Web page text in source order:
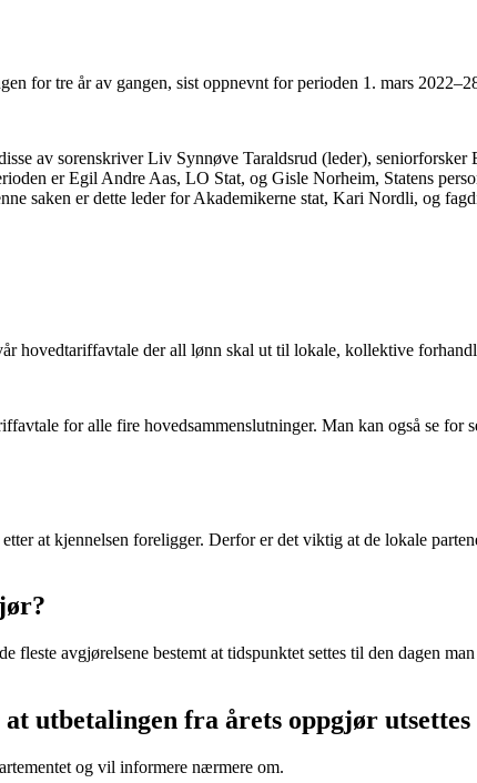
for tre år av gangen, sist oppnevnt for perioden 1. mars
av sorenskriver Liv Synnøve Taraldsrud (leder),
er Egil Andre Aas, LO Stat, og Gisle Norheim, Statens
saken er dette leder for Akademikerne stat, Kari Nordli, og
hovedtariffavtale der all lønn skal ut til lokale, kollektive
for alle fire hovedsammenslutninger. Man kan også se
at kjennelsen foreligger. Derfor er det viktig at de lokale
fleste avgjørelsene bestemt at tidspunktet settes til den dagen
at utbetalingen fra årets oppgjør
og vil informere nærmere om.